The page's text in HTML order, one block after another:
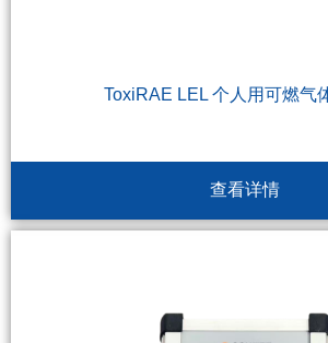
ToxiRAE LEL 个人用可燃气
查看详情